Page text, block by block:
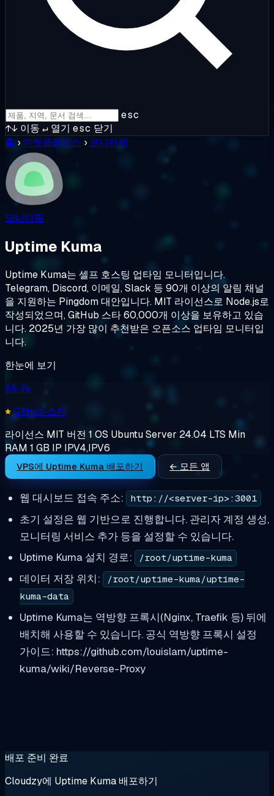
esc
↑↓ 이동 ↵ 열기 esc 닫기
홈 › 마켓플레이스 › 모니터링
모니터링
Uptime Kuma
Uptime Kuma는 셀프 호스팅 업타임 모니터입니다.
Telegram, Discord, 이메일, Slack 등 90개 이상의 알림 채널
을 지원하는 Pingdom 대안입니다. MIT 라이선스로 Node.js로
작성되었으며, GitHub 스타 60,000개 이상을 보유하고 있습
니다. 2025년 가장 많이 추천받은 오픈소스 업타임 모니터입
니다.
한눈에 보기
88.3k
GitHub 스타
라이선스 MIT 버전 1 OS Ubuntu Server 24.04 LTS Min
RAM 1 GB IP IPV4,IPV6
VPS에 Uptime Kuma 배포하기 ← 모든 앱
웹 대시보드 접속 주소: http://<server-ip>:3001
초기 설정은 웹 기반으로 진행합니다. 관리자 계정 생성,
모니터링 서비스 추가 등을 설정할 수 있습니다.
Uptime Kuma 설치 경로:
/root/uptime-kuma
데이터 저장 위치:
/root/uptime-kuma/uptime-
kuma-data
Uptime Kuma는 역방향 프록시(Nginx, Traefik 등) 뒤에
배치해 사용할 수 있습니다. 공식 역방향 프록시 설정
가이드: https://github.com/louislam/uptime-
kuma/wiki/Reverse-Proxy
배포 준비 완료
Cloudzy에 Uptime Kuma 배포하기